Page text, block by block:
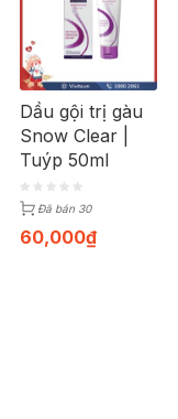
Dầu gội trị gàu
Snow Clear |
Tuýp 50ml
Đã bán 30
60,000₫